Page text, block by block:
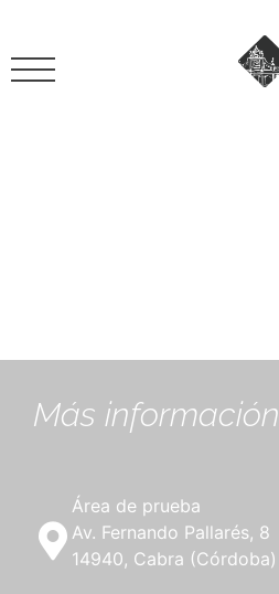
Más información
Área de prueba
Av. Fernando Pallarés, 8
14940, Cabra (Córdoba)